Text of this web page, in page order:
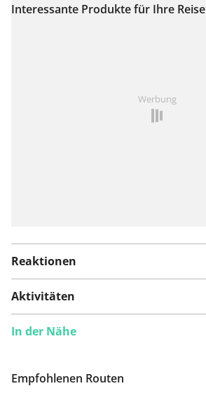
Auf Karte anzeigen
Interessante Produkte für Ihre Reise
Werbung
Reaktionen
Aktivitäten
In der Nähe
Empfohlenen Routen